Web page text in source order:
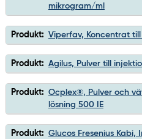
mikrogram/ml
Produkt: Viperfav, Koncentrat
Produkt: Agilus, Pulver till
Produkt: Ocplex®, Pulver och
lösning 500 IE
Produkt: Glucos Fresenius Kabi,